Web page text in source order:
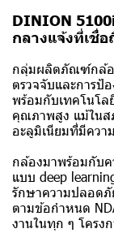
DINION
กลางแจ้งที่เชื่อ
กลุ่มผลิตภัณฑ์กล้อ
ตรวจจับและการป้
พร้อมกับเทคโนโ
คุณภาพสูง แม้ในส
อะลูมิเนียมที่มีคว
กล้องมาพร้อมกับค
แบบ deep
รักษาความปลอดภั
ตามข้อกำหนด
งานในทุก ๆ โครง